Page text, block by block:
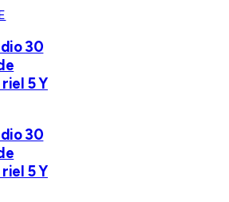
30
5 Y
30
5 Y